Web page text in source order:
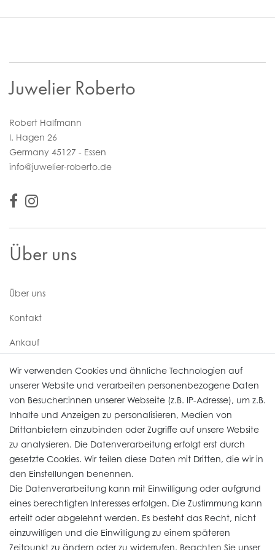
Juwelier Roberto
Robert Halfmann
I. Hagen 26
Germany 45127 - Essen
info@juwelier-roberto.de
Über uns
Über uns
Kontakt
Ankauf
Uhren Service
Vertrag widerrufen
Informationen
Widerrufs­recht
Impressum
Wir verwenden Cookies und ähnliche Technologien auf
unserer Website und verarbeiten personenbezogene Daten
von Besucher:innen unserer Webseite (z.B. IP-Adresse), um z.B.
Inhalte und Anzeigen zu personalisieren, Medien von
Drittanbietern einzubinden oder Zugriffe auf unsere Website
zu analysieren. Die Datenverarbeitung erfolgt erst durch
gesetzte Cookies. Wir teilen diese Daten mit Dritten, die wir in
den Einstellungen benennen.
Die Datenverarbeitung kann mit Einwilligung oder aufgrund
eines berechtigten Interesses erfolgen. Die Zustimmung kann
erteilt oder abgelehnt werden. Es besteht das Recht, nicht
einzuwilligen und die Einwilligung zu einem späteren
Zeitpunkt zu ändern oder zu widerrufen. Beachten Sie unser